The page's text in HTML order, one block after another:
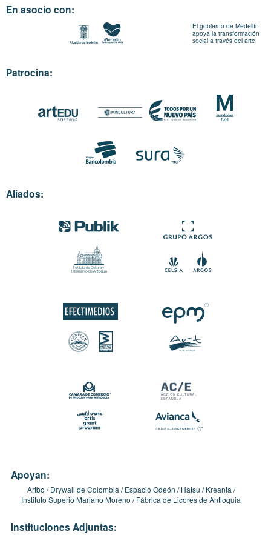
En asocio con:
El gobierno de Medellín
apoya la transformación
social a través del arte.
Patrocina:
Aliados:
Apoyan:
Artbo Drywall de Colombia Espacio Odeón Hatsu
Kreanta
Instituto Superio Mariano Moreno
Fábrica de Licores de Antioquia
Instituciones Adjuntas: